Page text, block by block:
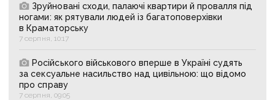
Зруйновані сходи, палаючі квартири й провалля під
ногами: як рятували людей із багатоповерхівки
в Краматорську
7 серпня, 10:17
Російського військового вперше в Україні судять
за сексуальне насильство над цивільною: що відомо
про справу
7 серпня, 09:05